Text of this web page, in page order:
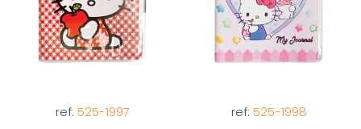
ref: 525-1997 ref: 525-1998